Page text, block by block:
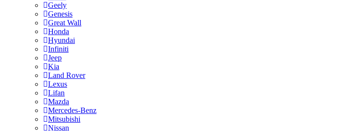
Geely
Genesis
Great Wall
Honda
Hyundai
Infiniti
Jeep
Kia
Land Rover
Lexus
Lifan
Mazda
Mercedes-Benz
Mitsubishi
Nissan